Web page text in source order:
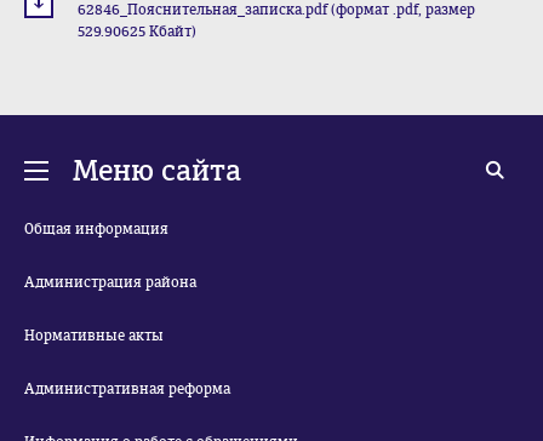
62846_Пояснительная_записка.pdf (формат .pdf, размер
529.90625 Кбайт)
Меню сайта
Общая информация
Администрация района
Нормативные акты
Административная реформа